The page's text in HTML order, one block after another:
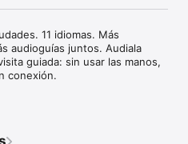
11 idiomas. Más
audioguías juntos. Audiala
guiada: sin usar las manos,
conexión.